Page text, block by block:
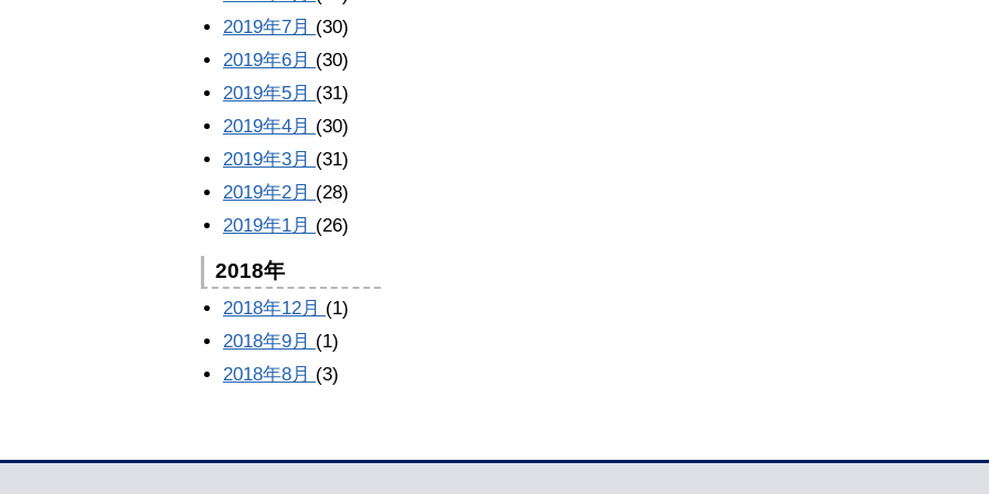
2019年7月 (30)
2019年6月 (30)
2019年5月 (31)
2019年4月 (30)
2019年3月 (31)
2019年2月 (28)
2019年1月 (26)
2018年
2018年12月 (1)
2018年9月 (1)
2018年8月 (3)